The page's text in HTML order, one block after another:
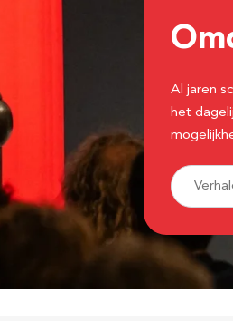
Al jaren
het